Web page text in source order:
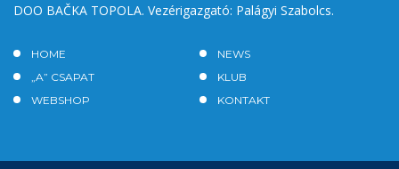
DOO BAČKA TOPOLA. Vezérigazgató: Palágyi Szabolcs.
HOME
NEWS
„A” CSAPAT
KLUB
WEBSHOP
KONTAKT